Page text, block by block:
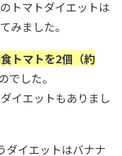
トマトダイエットは
みました。
トマトを2個（約
でした。
イエットもありまし
ダイエットはバナナ